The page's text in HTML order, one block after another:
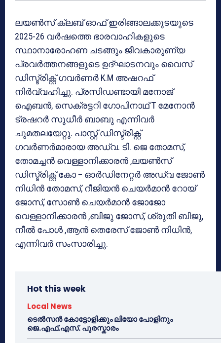
ലയൺസ് ക്ലബ് ഓഫ് ഇരിങ്ങാലക്കുടയുടെ
2025-26 വർഷത്തെ ഭാരവാഹികളുടെ
സ്ഥാനാരോഹണ ചടങ്ങും ജീവകാരുണ്യ
പ്രവർത്തനങ്ങളുടെ ഉദ്ഘാടനവും വൈസ്
ഡിസ്ട്രിക്റ്റ് ഗവർണർ K.M അഷറഫ്
നിർവ്വഹിച്ചു. പ്രസിഡണ്ടായി മനോജ്
ഐബൻ, സെക്രട്ടറി ഗോപിനാഥ് T മേനോൻ
ട്രഷറർ സുധീർ ബാബു എന്നിവർ
ചുമതലയേറ്റു. പാസ്റ്റ് ഡിസ്ട്രിക്റ്റ്
ഗവർണർമാരായ അഡ്വ. ടി. ജെ തോമസ്,
തോമച്ചൻ വെള്ളാനിക്കാരൻ ,ലയൺസ്
ഡിസ്ട്രിക്റ്റ് കോ – ഓർഡിനേറ്റർ അഡ്വ ജോൺ
നിധിൻ തോമസ്, റീജിയൻ ചെയർമാൻ റോയ്
ജോസ്, സോൺ ചെയർമാൻ ജോജോ
വെള്ളാനിക്കാരൻ ,ബിജു ജോസ്, ശ്രുതി ബിജു,
നീൽ പോൾ ,ആൻ തെരേസ് ജോൺ നിധിൻ,
എന്നിവർ സംസാരിച്ചു.
Hot this week
Local News
ടെൽസൻ കോട്ടോളിക്കും ലിയോ പോളിനും
ജെ.എഫ്.എസ്. പുരസ്കാരം